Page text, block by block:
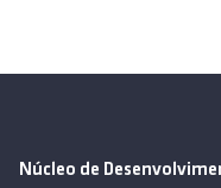
Núcleo de